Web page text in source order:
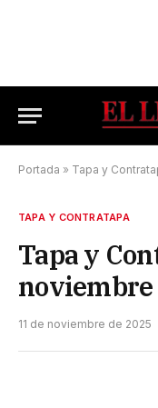
Portada » Tapa y
TAPA Y CONTRATAPA
Tapa y
noviembre
11 de noviembre de 2025